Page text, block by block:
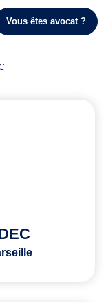
Vous êtes avocat ?